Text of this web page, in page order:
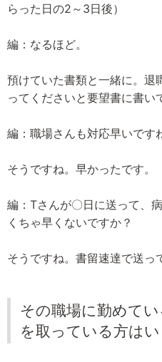
らった日の2～3日後）
編：なるほど。
預けていた書類と一緒に。退
ってくださいと要望書に書い
編：職場さんも対応早いです
そうですね。早かったです。
編：Tさんが〇日に送って、
くちゃ早くないですか？
そうですね。書留速達で送っ
その職場に勤めて
を取っている方は